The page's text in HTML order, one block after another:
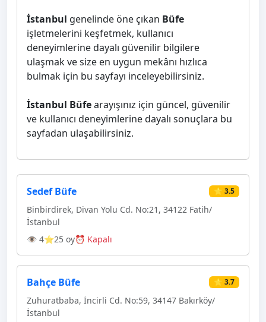
İstanbul genelinde öne çıkan Büfe
işletmelerini keşfetmek, kullanıcı
deneyimlerine dayalı güvenilir bilgilere
ulaşmak ve size en uygun mekânı hızlıca
bulmak için bu sayfayı inceleyebilirsiniz.
İstanbul Büfearayışınız için güncel, güvenilir
ve kullanıcı deneyimlerine dayalı sonuçlara bu
sayfadan ulaşabilirsiniz.
Sedef Büfe ⭐ 3.5
Binbirdirek, Divan Yolu Cd. No:21, 34122 Fatih/
İstanbul
👁 4⭐25 oy⏰ Kapalı
Bahçe Büfe ⭐ 3.7
Zuhuratbaba, İncirli Cd. No:59, 34147 Bakırköy/
İstanbul